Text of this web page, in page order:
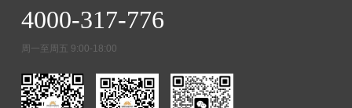
4000-317-776
周一至周五 9:00-18:00